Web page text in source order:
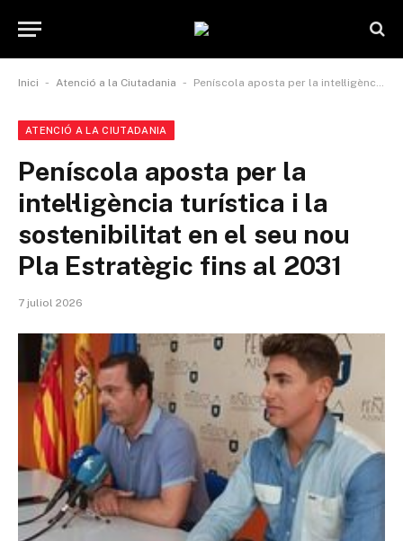
Inici - Atenció a la Ciutadania - Peníscola aposta per la intel·ligència turística i la sostenibilitat en el seu nou Pla Estratègic fins al 2031
ATENCIÓ A LA CIUTADANIA
Peníscola aposta per la
intel·ligència turística i la
sostenibilitat en el seu nou
Pla Estratègic fins al 2031
7 juliol 2026